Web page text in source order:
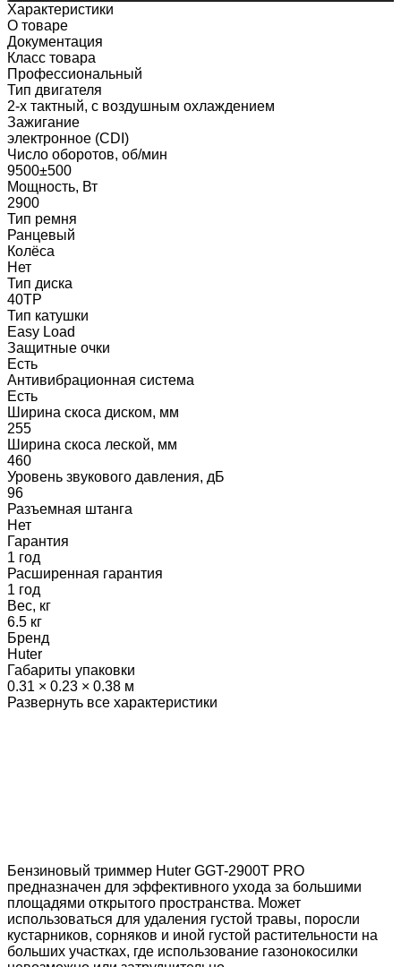
Характеристики
О товаре
Документация
Класс товара
Профессиональный
Тип двигателя
2-х тактный, с воздушным охлаждением
Зажигание
электронное (CDI)
Число оборотов, об/мин
9500±500
Мощность, Вт
2900
Тип ремня
Ранцевый
Колёса
Нет
Тип диска
40ТР
Тип катушки
Easy Load
Защитные очки
Есть
Антивибрационная система
Есть
Ширина скоса диском, мм
255
Ширина скоса леской, мм
460
Уровень звукового давления, дБ
96
Разъемная штанга
Нет
Гарантия
1 год
Расширенная гарантия
1 год
Вес, кг
6.5 кг
Бренд
Huter
Габариты упаковки
0.31 × 0.23 × 0.38 м
Развернуть все характеристики
Бензиновый триммер Huter GGT-2900T PRO
предназначен для эффективного ухода за большими
площадями открытого пространства. Может
использоваться для удаления густой травы, поросли
кустарников, сорняков и иной густой растительности на
больших участках, где использование газонокосилки